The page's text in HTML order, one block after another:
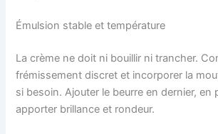
Émulsion stable et température
La crème ne doit ni bouillir ni trancher.
frémissement discret et incorporer la
si besoin. Ajouter le beurre en dernier, en
apporter brillance et rondeur.